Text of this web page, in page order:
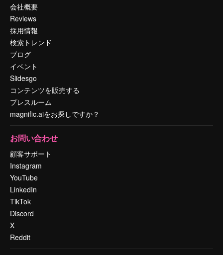
会社概要
Reviews
採用情報
検索トレンド
ブログ
イベント
Slidesgo
コンテンツを販売する
プレスルーム
magnific.aiをお探しですか？
お問い合わせ
顧客サポート
Instagram
YouTube
LinkedIn
TikTok
Discord
X
Reddit